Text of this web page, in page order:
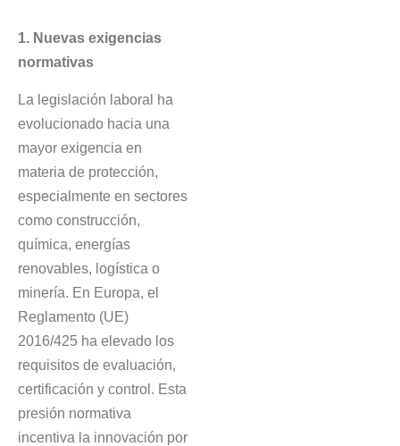
1. Nuevas exigencias
normativas
La legislación laboral ha
evolucionado hacia una
mayor exigencia en
materia de protección,
especialmente en sectores
como construcción,
química, energías
renovables, logística o
minería. En Europa, el
Reglamento (UE)
2016/425 ha elevado los
requisitos de evaluación,
certificación y control. Esta
presión normativa
incentiva la innovación por